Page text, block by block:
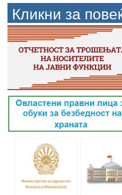
Кликни за